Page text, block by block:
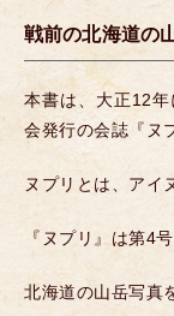
戦前の北海道の
本書は、大正12
会発行の会誌『ヌ
ヌプリとは、アイ
『ヌプリ』は第4
北海道の山岳写真